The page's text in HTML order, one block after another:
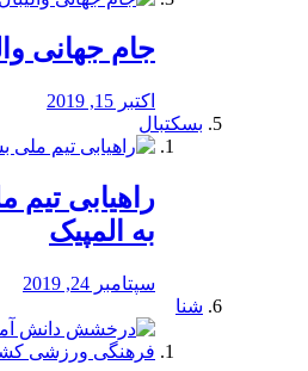
جام جهانی
اکتبر 15, 2019
بسکتبال
راهیابی تیم
به المپیک
سپتامبر 24, 2019
شنا